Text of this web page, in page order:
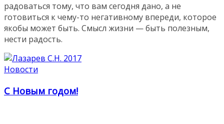
радоваться тому, что вам сегодня дано, а не
готовиться к чему-то негативному впереди, которое
якобы может быть. Смысл жизни — быть полезным,
нести радость.
Новости
С Новым годом!